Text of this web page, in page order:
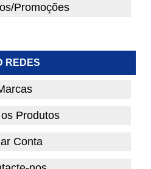
Promoções
REDES
Produtos
Conta